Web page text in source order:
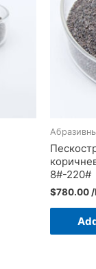
8#-220#
$780.00